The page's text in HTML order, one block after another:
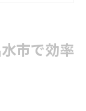
なる練習プ
市で効率